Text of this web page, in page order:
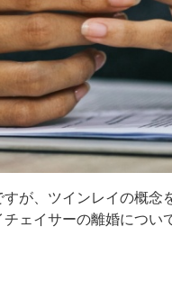
が、ツインレイの概念
ェイサーの離婚につ